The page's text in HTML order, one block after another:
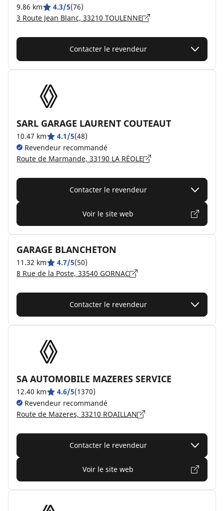
9.86 km 4.3/5(76)
3 Route Jean Blanc, 33210 TOULENNE
Contacter le revendeur
SARL GARAGE LAURENT COUTEAUT
10.47 km 4.1/5(48)
Revendeur recommandé
Route de Marmande, 33190 LA RÉOLE
Contacter le revendeur
Voir le site web
GARAGE BLANCHETON
11.32 km 4.7/5(50)
8 Rue de la Poste, 33540 GORNAC
Contacter le revendeur
SA AUTOMOBILE MAZERES SERVICE
12.40 km 4.6/5(1370)
Revendeur recommandé
Route de Mazeres, 33210 ROAILLAN
Contacter le revendeur
Voir le site web